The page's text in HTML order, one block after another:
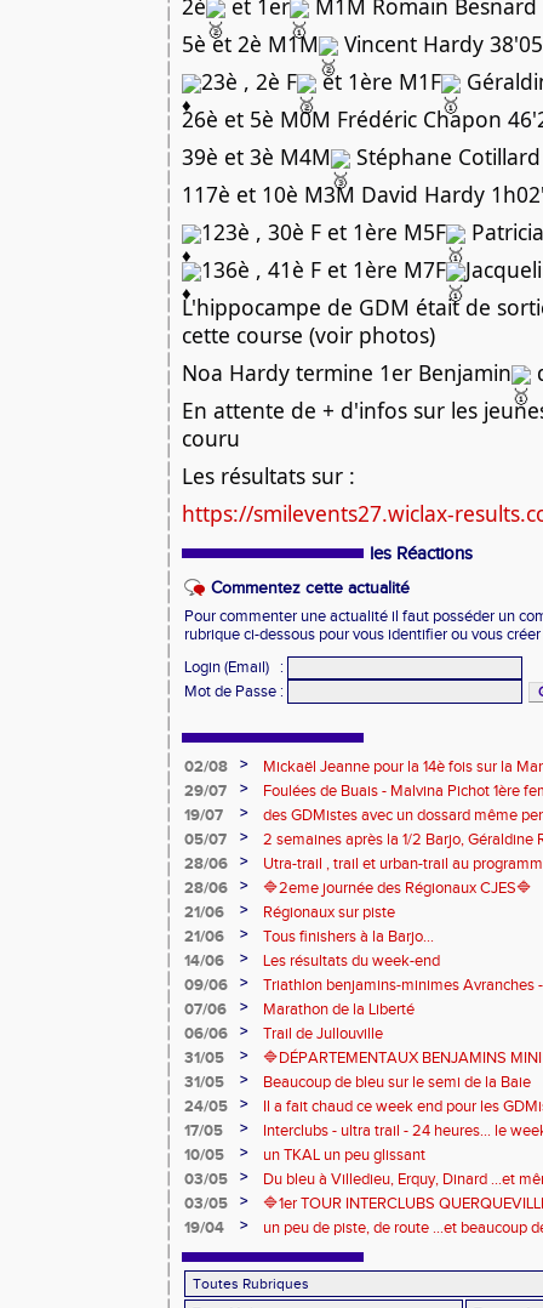
2è et 1er
M1M Romain
5è et 2è M1M
Vincent Hardy 38'05
23è , 2è F
et 1ère M1F
26è et 5è M0M Frédéric Chapon
39è et 3è M4M
Stéphane
117è et 10è M3M David Hardy
123è , 30è F et 1ère M5F
136è , 41è F et 1ère M7F
L'hippocampe de GDM était de
cette course (voir photos)
Noa Hardy termine 1er Benjamin
En attente de + d'infos sur les
couru
Les résultats sur :
https://smilevents27.wiclax-
les Réactions
Commentez cette actualité
Pour commenter une actualité il faut posséder un
rubrique ci-dessous pour vous identifier ou vous
Login (Email)
:
Mot de Passe :
02/08 >
Mickaël Jeanne pour la 14è fois sur la
Eaux
29/07 >
Foulées de Buais - Malvina Pichot 1ère
19/07
>
des GDMistes avec un dossard même
05/07
>
2 semaines après la 1/2 Barjo, Géraldine
marche du podium du Trail de l'Ange
28/06 >
Utra-trail , trail et urban-trail au
28/06
>
🔷️2eme journée des Régionaux CJES🔷️
21/06
>
Régionaux sur piste
21/06
>
Tous finishers à la Barjo...
14/06
>
Les résultats du week-end
09/06
>
Triathlon benjamins-minimes Avranches
07/06
>
Marathon de la Liberté
06/06
>
Trail de Jullouville
31/05
>
🔷DÉPARTEMENTAUX BENJAMINS
31/05
>
Beaucoup de bleu sur le semi de la Baie
24/05
>
Il a fait chaud ce week end pour les
de compétitions
17/05 >
Interclubs - ultra trail - 24 heures... le
riche en émotions
10/05 >
un TKAL un peu glissant
03/05
>
Du bleu à Villedieu, Erquy, Dinard ...et
03/05
>
🔷️1er TOUR INTERCLUBS
19/04
>
un peu de piste, de route ...et beaucoup